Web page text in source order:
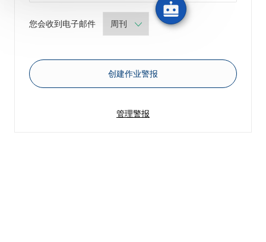
您会收到电子邮件Required
创建作业警报
管理警报